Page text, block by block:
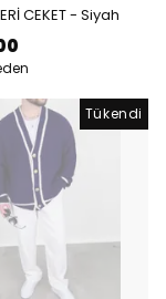
CEKET - Siyah
Tükendi